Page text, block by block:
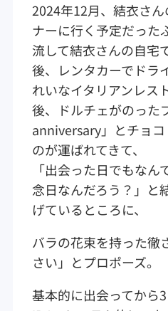
2024年12月、結衣さ
ナーに行く予定だった
流して結衣さんの自宅
後、レンタカーでドラ
れいなイタリアンレス
後、ドルチェがのった
anniversary」とチョ
のが運ばれてきて、
「出会った日でもな
念日なんだろう？」と
げているところに、
バラの花束を持った徹
さい」とプロポーズ。
基本的に出会ってから